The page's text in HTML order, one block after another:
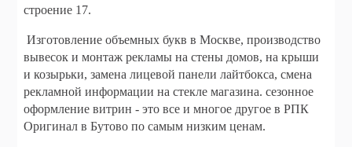
строение 17.
Изготовление объемных букв в Москве, производство
вывесок и монтаж рекламы на стены домов, на крыши
и козырьки, замена лицевой панели лайтбокса, смена
рекламной информации на стекле магазина. сезонное
оформление витрин - это все и многое другое в РПК
Оригинал в Бутово по самым низким ценам.